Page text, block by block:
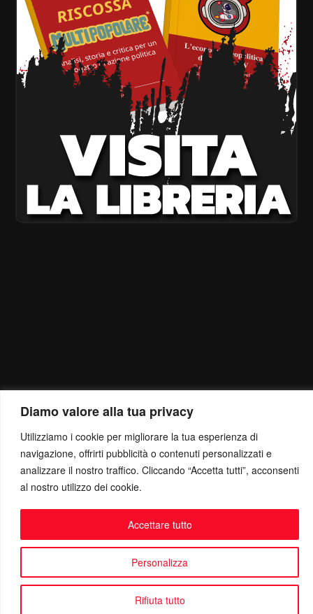
Diamo valore alla tua privacy
Utilizziamo i cookie per migliorare la tua esperienza di
navigazione, offrirti pubblicità o contenuti personalizzati e
analizzare il nostro traffico. Cliccando “Accetta tutti”, acconsenti
al nostro utilizzo dei cookie.
Personalizza
Rifiuta tutto
Accettare tutto
Politica di Riservatezza